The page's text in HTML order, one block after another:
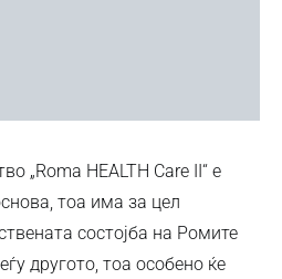
„Roma HEALTH Care II“ е
тоа има за цел
состојба на Ромите
другото, тоа особено ќе